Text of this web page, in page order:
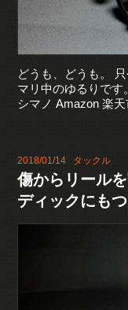
どうも、どうも。
マリ中のゆるりです
シマノ Amazon 楽
2018/01/14 タックル
傷からリール
ディックにもつ